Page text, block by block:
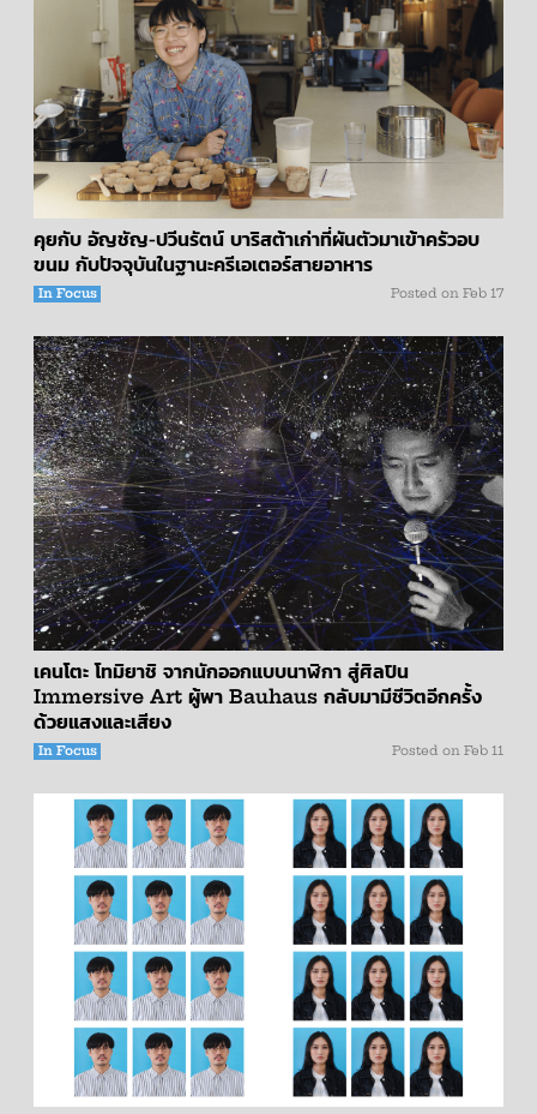
คุยกับ อัญชัญ-ปวีนรัตน์ บาริสต้าเก่าที่ผันตัวมาเข้าครัวอบ
ขนม กับปัจจุบันในฐานะครีเอเตอร์สายอาหาร
In Focus Posted on Feb 17
เคนโตะ โทมิยาชิ จากนักออกแบบนาฬิกา สู่ศิลปิน
Immersive Art ผู้พา Bauhaus กลับมามีชีวิตอีกครั้ง
ด้วยแสงและเสียง
In Focus Posted on Feb 11